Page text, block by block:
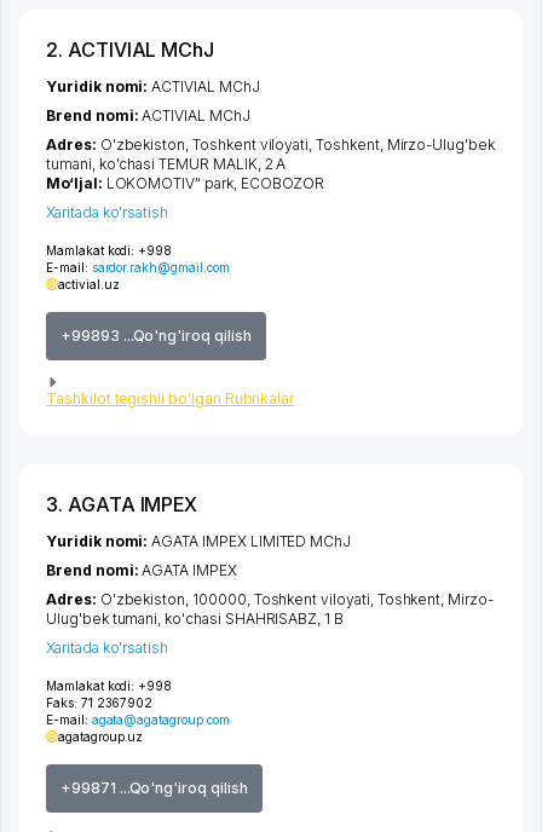
2. ACTIVIAL MChJ
Mamlakat kodi: +998
E-mail: sardor.rakh@gmail.com
activial.uz
+99893 ...Qo'ng'iroq qilish
Tashkilot tegishli bo'lgan Rubrikalar
Yuridik nomi:ACTIVIAL MChJ
Brend nomi:ACTIVIAL MChJ
Adres: O'zbekiston,Toshkent viloyati,Toshkent, Mirzo-Ulug'bek
tumani, ko'chasi TEMUR MALIK, 2 A
Mo‘ljal: LOKOMOTIV" park, ECOBOZOR
Xaritada ko'rsatish
3. AGATA IMPEX
Mamlakat kodi: +998
Faks: 71 2367902
E-mail: agata@agatagroup.com
agatagroup.uz
+99871 ...Qo'ng'iroq qilish
Yuridik nomi:AGATA IMPEX LIMITED MChJ
Brend nomi:AGATA IMPEX
Adres: O'zbekiston, 100000, Toshkent viloyati, Toshkent, Mirzo-
Ulug'bek tumani, ko'chasi SHAHRISABZ, 1 B
Xaritada ko'rsatish